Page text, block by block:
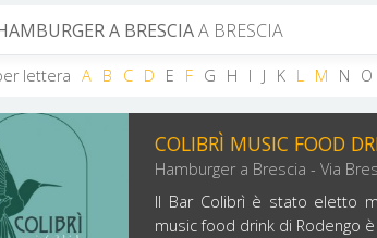
A BRESCIA A BRESCIA
lettera A B C D E F G H I J K L M N O
COLIBRÌ MUSIC FOOD
Hamburger a Brescia - Via
Il Bar Colibrì è stato eletto
music food drink di Rodengo